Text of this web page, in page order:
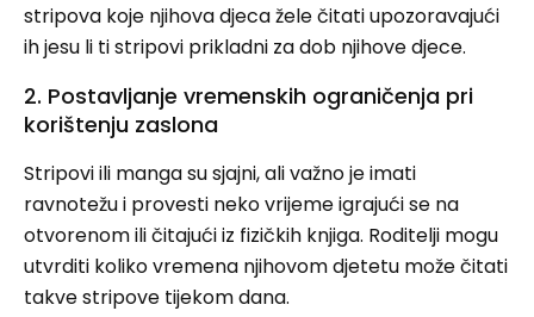
stripova koje njihova djeca žele čitati upozoravajući
ih jesu li ti stripovi prikladni za dob njihove djece.
2. Postavljanje vremenskih ograničenja pri
korištenju zaslona
Stripovi ili manga su sjajni, ali važno je imati
ravnotežu i provesti neko vrijeme igrajući se na
otvorenom ili čitajući iz fizičkih knjiga. Roditelji mogu
utvrditi koliko vremena njihovom djetetu može čitati
takve stripove tijekom dana.